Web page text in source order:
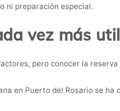
ni preparación especial.
vez más
pero conocer la
en Puerto del Rosario se